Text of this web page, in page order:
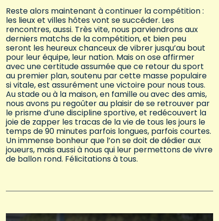
Reste alors maintenant à continuer la compétition :
les lieux et villes hôtes vont se succéder. Les
rencontres, aussi. Très vite, nous parviendrons aux
derniers matchs de la compétition, et bien peu
seront les heureux chanceux de vibrer jusqu’au bout
pour leur équipe, leur nation. Mais on ose affirmer
avec une certitude assumée que ce retour du sport
au premier plan, soutenu par cette masse populaire
si vitale, est assurément une victoire pour nous tous.
Au stade ou à la maison, en famille ou avec des amis,
nous avons pu regoûter au plaisir de se retrouver par
le prisme d’une discipline sportive, et redécouvert la
joie de zapper les tracas de la vie de tous les jours le
temps de 90 minutes parfois longues, parfois courtes.
Un immense bonheur que l’on se doit de dédier aux
joueurs, mais aussi à nous qui leur permettons de vivre
de ballon rond. Félicitations à tous.